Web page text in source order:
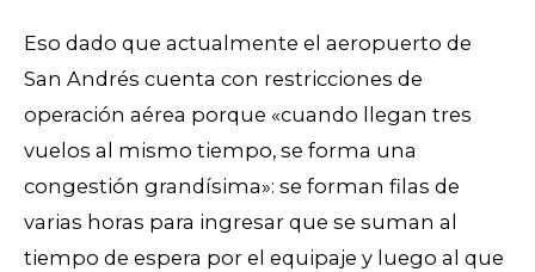
Eso dado que actualmente el aeropuerto de
San Andrés cuenta con restricciones de
operación aérea porque «cuando llegan tres
vuelos al mismo tiempo, se forma una
congestión grandísima»: se forman filas de
varias horas para ingresar que se suman al
tiempo de espera por el equipaje y luego al que